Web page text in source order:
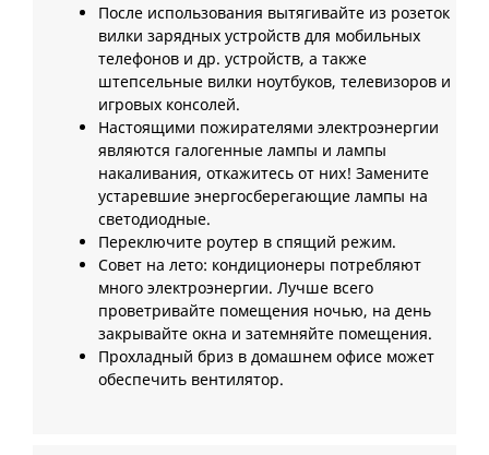
После использования вытягивайте из розеток
вилки зарядных устройств для мобильных
телефонов и др. устройств, а также
штепсельные вилки ноутбуков, телевизоров и
игровых консолей.
Настоящими пожирателями электроэнергии
являются галогенные лампы и лампы
накаливания, откажитесь от них! Замените
устаревшие энергосберегающие лампы на
светодиодные.
Переключите роутер в спящий режим.
Совет на лето: кондиционеры потребляют
много электроэнергии. Лучше всего
проветривайте помещения ночью, на день
закрывайте окна и затемняйте помещения.
Прохладный бриз в домашнем офисе может
обеспечить вентилятор.